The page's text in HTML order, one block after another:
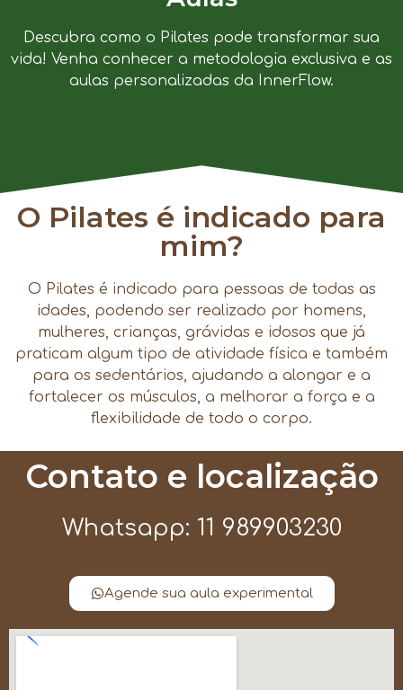
Descubra como o Pilates pode transformar sua
vida! Venha conhecer a metodologia exclusiva e as
aulas personalizadas da InnerFlow.
O Pilates é indicado para
mim?
O Pilates é indicado para pessoas de todas as
idades, podendo ser realizado por homens,
mulheres, crianças, grávidas e idosos que já
praticam algum tipo de atividade física e também
para os sedentários, ajudando a alongar e a
fortalecer os músculos, a melhorar a força e a
flexibilidade de todo o corpo.
Contato e localização
Whatsapp: 11 989903230
Agende sua aula experimental